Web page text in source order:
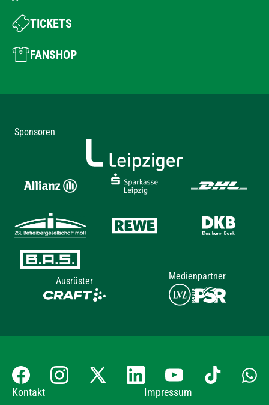
TICKETS
FANSHOP
Sponsoren
Ausrüster Medienpartner
Kontakt Impressum